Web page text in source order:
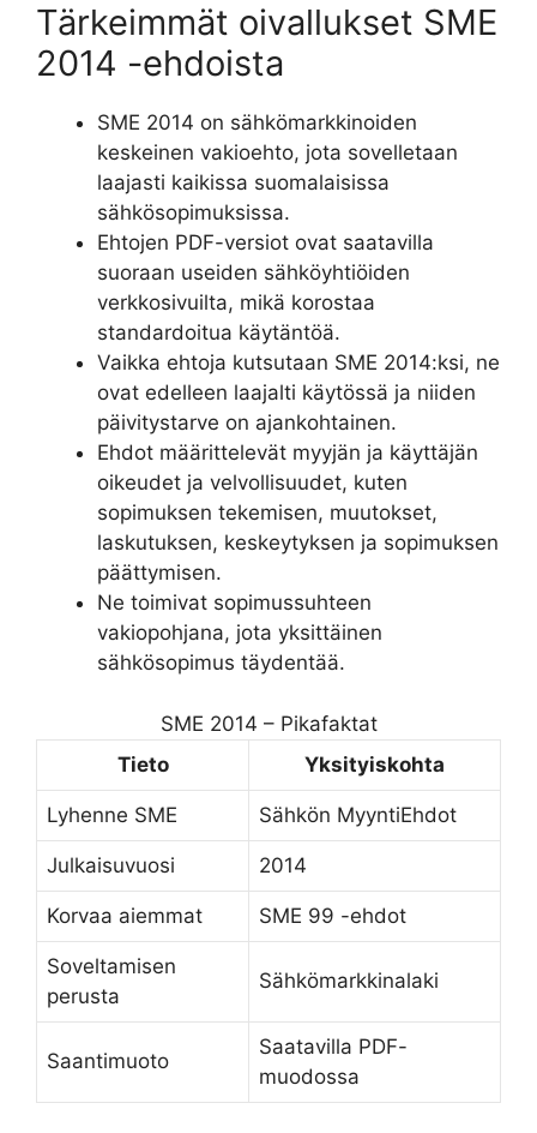
Tärkeimmät oivallukset SME
2014 -ehdoista
SME 2014 on sähkömarkkinoiden
keskeinen vakioehto, jota sovelletaan
laajasti kaikissa suomalaisissa
sähkösopimuksissa.
Ehtojen PDF-versiot ovat saatavilla
suoraan useiden sähköyhtiöiden
verkkosivuilta, mikä korostaa
standardoitua käytäntöä.
Vaikka ehtoja kutsutaan SME 2014:ksi, ne
ovat edelleen laajalti käytössä ja niiden
päivitystarve on ajankohtainen.
Ehdot määrittelevät myyjän ja käyttäjän
oikeudet ja velvollisuudet, kuten
sopimuksen tekemisen, muutokset,
laskutuksen, keskeytyksen ja sopimuksen
päättymisen.
Ne toimivat sopimussuhteen
vakiopohjana, jota yksittäinen
sähkösopimus täydentää.
SME 2014 – Pikafaktat
Tieto
Yksityiskohta
Lyhenne SME Sähkön MyyntiEhdot
Julkaisuvuosi 2014
Korvaa aiemmat SME 99 -ehdot
Soveltamisen
perusta
Sähkömarkkinalaki
Saantimuoto
Saatavilla PDF-
muodossa